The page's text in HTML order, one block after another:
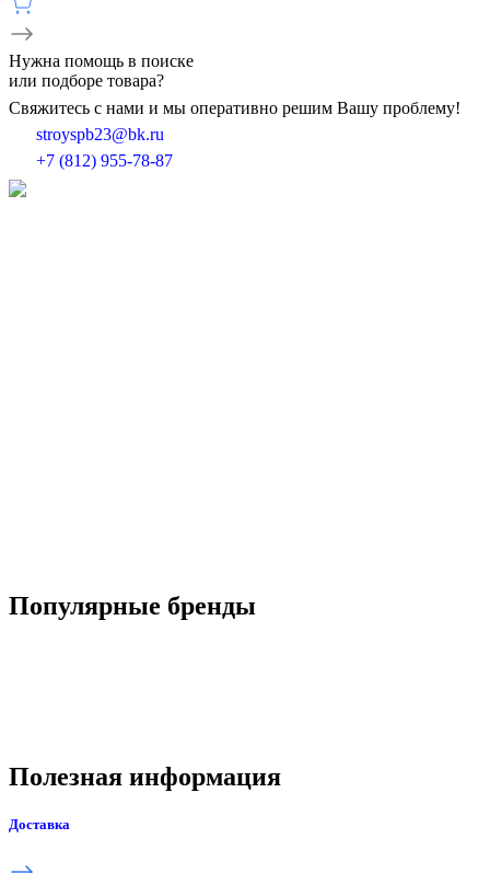
Нужна помощь в поиске
или подборе товара?
Свяжитесь с нами и мы оперативно решим Вашу проблему!
stroyspb23@bk.ru
+7 (812) 955-78-87
Популярные бренды
Полезная информация
Доставка